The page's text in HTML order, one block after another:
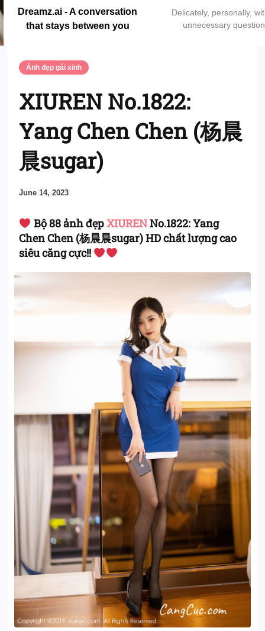
Dreamz.ai - A conversation
that stays between you
Delicately, personally,
unnecessary
Ảnh đẹp gái xinh
XIUREN No.1822:
Yang Chen Chen (杨晨
晨sugar)
June 14, 2023
Bộ 88 ảnh đẹpXIURENNo.1822: Yang
Chen Chen (杨晨晨sugar) HD chất lượng cao
siêu căng cực!!